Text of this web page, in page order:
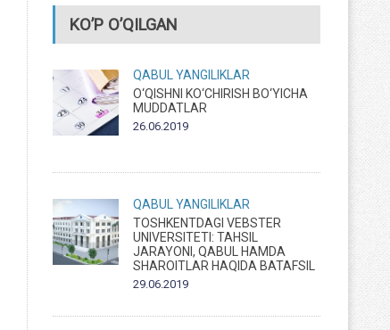
KO’P O’QILGAN
QABUL
YANGILIKLAR
O‘QISHNI KO‘CHIRISH BO‘YICHA
MUDDATLAR
26.06.2019
QABUL
YANGILIKLAR
TOSHKENTDAGI VEBSTER
UNIVERSITETI: TAHSIL
JARAYONI, QABUL HAMDA
SHAROITLAR HAQIDA BATAFSIL
29.06.2019